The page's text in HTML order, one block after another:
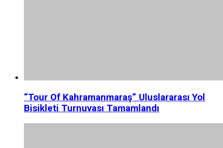
“Tour Of Kahramanmaraş” Uluslararası Yol
Bisikleti Turnuvası Tamamlandı